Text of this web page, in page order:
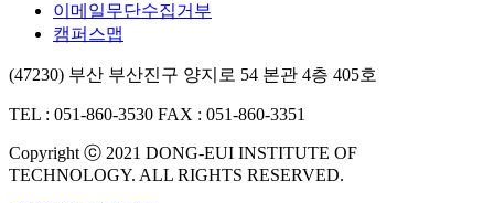
이메일무단수집거부
캠퍼스맵
(47230) 부산 부산진구 양지로 54 본관 4층 405호
TEL : 051-860-3530 FAX : 051-860-3351
Copyright ⓒ 2021 DONG-EUI INSTITUTE OF
TECHNOLOGY. ALL RIGHTS RESERVED.